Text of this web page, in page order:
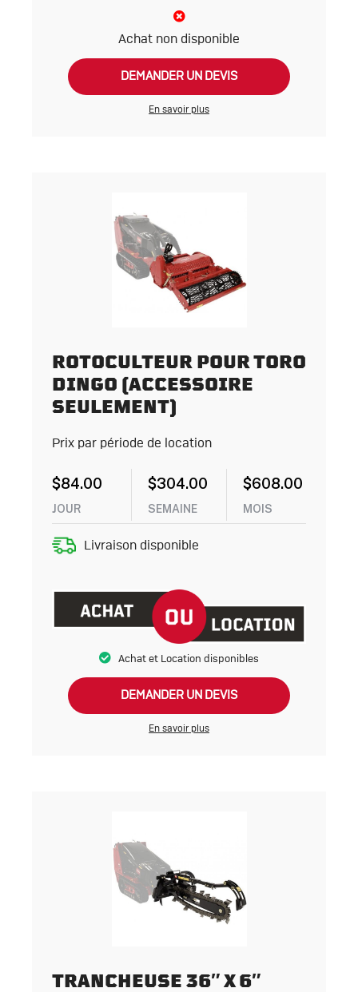
Achat non disponible
DEMANDER UN DEVIS
En savoir plus
ROTOCULTEUR POUR TORO
DINGO (ACCESSOIRE
SEULEMENT)
Prix par période de location
$84.00
JOUR
$304.00
SEMAINE
$608.00
MOIS
Livraison disponible
Achat et Location disponibles
DEMANDER UN DEVIS
En savoir plus
TRANCHEUSE 36″ X 6″